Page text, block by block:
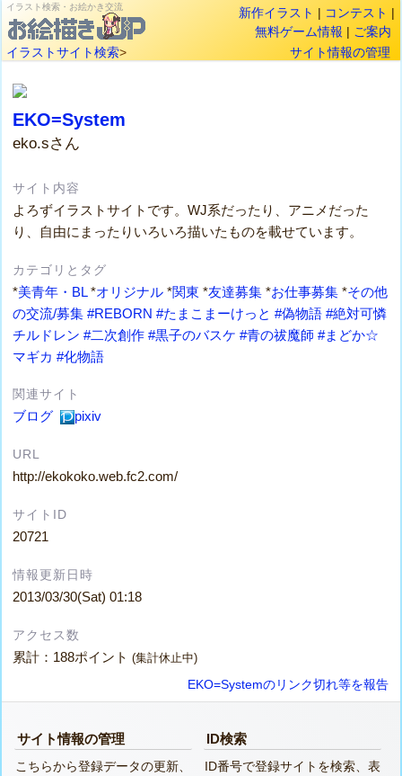
イラスト検索・お絵かき交流 新作イラスト | コンテスト |
無料ゲーム情報 | ご案内
イラストサイト検索> サイト情報の管理
EKO=System
eko.sさん
サイト内容
よろずイラストサイトです。WJ系だったり、アニメだった
り、自由にまったりいろいろ描いたものを載せています。
カテゴリとタグ
*美青年・BL*オリジナル *関東 *友達募集 *お仕事募集 *その他
の交流/募集 #REBORN #たまこまーけっと #偽物語 #絶対可憐
チルドレン #二次創作 #黒子のバスケ #青の祓魔師 #まどか☆
マギカ #化物語
関連サイト
ブログ pixiv
URL
http://ekokoko.web.fc2.com/
サイトID
20721
情報更新日時
2013/03/30(Sat) 01:18
アクセス数
累計：188ポイント(集計休止中)
EKO=Systemのリンク切れ等を報告
サイト情報の管理
こちらから登録データの更新、
ID検索
ID番号で登録サイトを検索、表